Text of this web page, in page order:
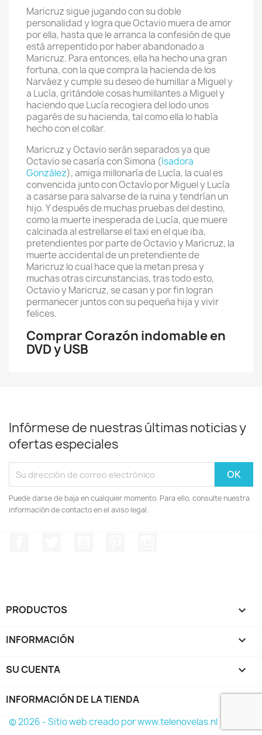
Maricruz sigue jugando con su doble
personalidad y logra que Octavio muera de amor
por ella, hasta que le arranca la confesión de que
está arrepentido por haber abandonado a
Maricruz. Para entonces, ella ha hecho una gran
fortuna, con la que compra la hacienda de los
Narváez y cumple su deseo de humillar a Miguel y
a Lucía, gritándole cosas humillantes a Miguel y
haciendo que Lucía recogiera del lodo unos
pagarés de su hacienda, tal como ella lo había
hecho con el collar.
Maricruz y Octavio serán separados ya que
Octavio se casaría con Simona (Isadora
González), amiga millonaría de Lucía, la cual es
convencida junto con Octavío por Miguel y Lucía
a casarse para salvarse de la ruina y tendrían un
hijo. Y después de muchas pruebas del destino,
como la muerte inesperada de Lucía, que muere
calcinada al estrellarse el taxi en el que iba,
pretendientes por parte de Octavio y Maricruz, la
muerte accidental de un pretendiente de
Maricruz lo cual hace que la metan presa y
muchas otras circunstancias, tras todo esto,
Octavio y Maricruz, se casan y por fin logran
permanecer juntos con su pequeña hija y vivir
felices.
Comprar Corazón indomable en
DVD y USB
Infórmese de nuestras últimas noticias y
ofertas especiales
Puede darse de baja en cualquier momento. Para ello, consulte nuestra
información de contacto en el aviso legal.
PRODUCTOS 
INFORMACIÓN 
SU CUENTA 
INFORMACIÓN DE LA TIENDA
© 2026 - Sitio web creado por www.telenovelas.nl